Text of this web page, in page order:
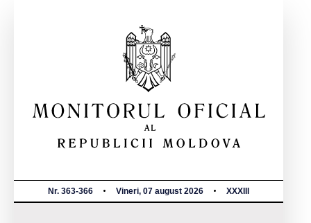
Nr. 363-366 Vineri, 07 august 2026 XXXIII